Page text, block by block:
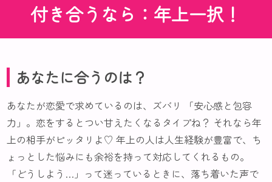
付き合うなら：年上一択！
あなたに合うのは？
あなたが恋愛で求めているのは、ズバリ 「安心感と包容
力」。恋をするとつい甘えたくなるタイプね？ それなら年
上の相手がピッタリよ♡ 年上の人は人生経験が豊富で、ち
ょっとした悩みにも余裕を持って対応してくれるもの。
「どうしよう…」って迷っているときに、落ち着いた声で